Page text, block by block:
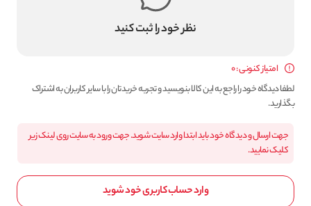
نظر خود را ثبت کنید
امتیاز کنونی : 0
لطفا دیدگاه خود را راجع به این کالا بنویسید و تجربه خریدتان را با سایر کاربران به اشتراک
بگذارید.
جهت ارسال و دیدگاه خود باید ابتدا وارد سایت شوید. جهت ورود به سایت روی لینک زیر
کلیک نمایید.
وارد حساب کاربری خود شوید